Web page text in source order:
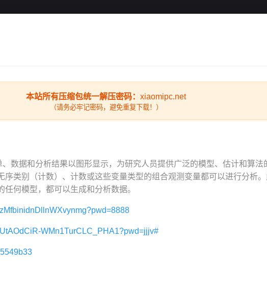
本站所有压缩包统一解压密码： xiaomipc.net
（请务必牢记密码，避免重复下载！）
数据和分析结果以图形显示，为研究人员提供广泛的模型、估计和算法
序类别（计数）、计数或这些变量类型的组合观测变量都可以进行分析
何模型，都可以生成和分析数据。
WMn1TurCLC_PHA1?pwd=jjjv#